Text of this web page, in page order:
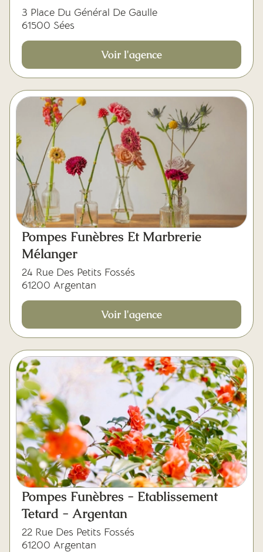
3 Place Du Général De Gaulle
61500 Sées
Voir l'agence
Pompes Funèbres Et Marbrerie
Mélanger
24 Rue Des Petits Fossés
61200 Argentan
Voir l'agence
Pompes Funèbres - Etablissement
Tetard - Argentan
22 Rue Des Petits Fossés
61200 Argentan